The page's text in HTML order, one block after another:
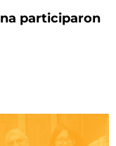
participaron